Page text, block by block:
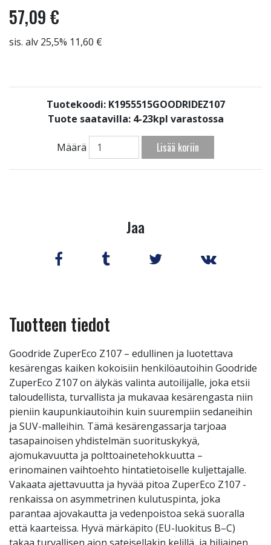
57,09 €
sis. alv 25,5% 11,60 €
Tuotekoodi: K1955515GOODRIDEZ107
Tuote saatavilla: 4-23kpl varastossa
Määrä Lisää koriin
Jaa
Tuotteen tiedot
Goodride ZuperEco Z107 – edullinen ja luotettava
kesärengas kaiken kokoisiin henkilöautoihin Goodride
ZuperEco Z107 on älykäs valinta autoilijalle, joka etsii
taloudellista, turvallista ja mukavaa kesärengasta niin
pieniin kaupunkiautoihin kuin suurempiin sedaneihin
ja SUV-malleihin. Tämä kesärengassarja tarjoaa
tasapainoisen yhdistelmän suorituskykyä,
ajomukavuutta ja polttoainetehokkuutta –
erinomainen vaihtoehto hintatietoiselle kuljettajalle.
Vakaata ajettavuutta ja hyvää pitoa ZuperEco Z107 -
renkaissa on asymmetrinen kulutuspinta, joka
parantaa ajovakautta ja vedenpoistoa sekä suoralla
että kaarteissa. Hyvä märkäpito (EU-luokitus B–C)